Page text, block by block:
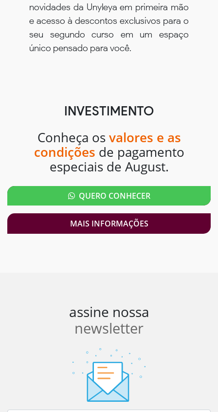
novidades da Unyleya em primeira mão
e acesso à descontos exclusivos para o
seu segundo curso em um espaço
único pensado para você.
INVESTIMENTO
Conheça os valores e as
condições de pagamento
especiais de August.
QUERO CONHECER
MAIS INFORMAÇÕES
assine nossa
newsletter